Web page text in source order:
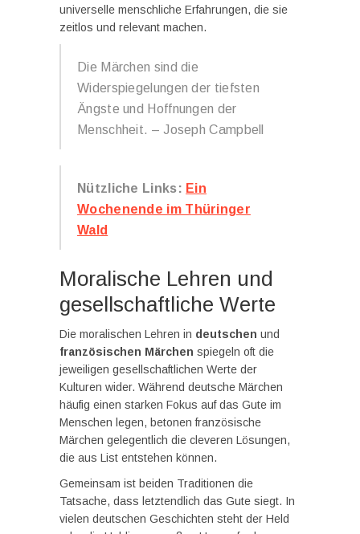
universelle menschliche Erfahrungen, die sie
zeitlos und relevant machen.
Die Märchen sind die
Widerspiegelungen der tiefsten
Ängste und Hoffnungen der
Menschheit. – Joseph Campbell
Nützliche Links: Ein
Wochenende im Thüringer
Wald
Moralische Lehren und
gesellschaftliche Werte
Die moralischen Lehren in deutschen und
französischen Märchen spiegeln oft die
jeweiligen gesellschaftlichen Werte der
Kulturen wider. Während deutsche Märchen
häufig einen starken Fokus auf das Gute im
Menschen legen, betonen französische
Märchen gelegentlich die cleveren Lösungen,
die aus List entstehen können.
Gemeinsam ist beiden Traditionen die
Tatsache, dass letztendlich das Gute siegt. In
vielen deutschen Geschichten steht der Held